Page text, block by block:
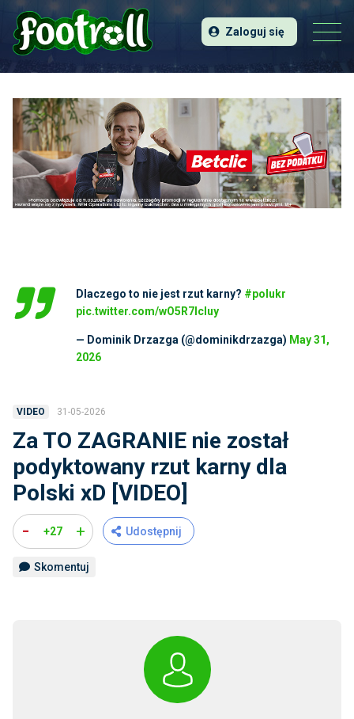
Zaloguj się
Dlaczego to nie jest rzut karny? #polukr
pic.twitter.com/wO5R7lcluy
— Dominik Drzazga (@dominikdrzazga) May 31,
2026
VIDEO 31-05-2026
Za TO ZAGRANIE nie został
podyktowany rzut karny dla
Polski xD [VIDEO]
- +27 + Udostępnij
Skomentuj